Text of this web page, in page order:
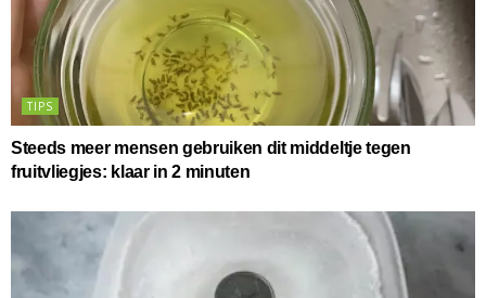
TIPS
Steeds meer mensen gebruiken dit middeltje tegen
fruitvliegjes: klaar in 2 minuten